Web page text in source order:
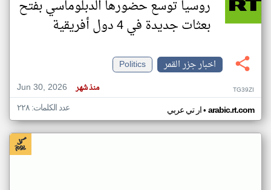
روسيا توسع حضورها الدبلوماسي بفتح
بعثات جديدة في 4 دول أفريقية
اخبار جزر القمر
Politics
Jun 30, 2026
منذ شهر TG39ZI
ار تي عربي• arabic.rt.com عدد الكلمات: ٢٢٨